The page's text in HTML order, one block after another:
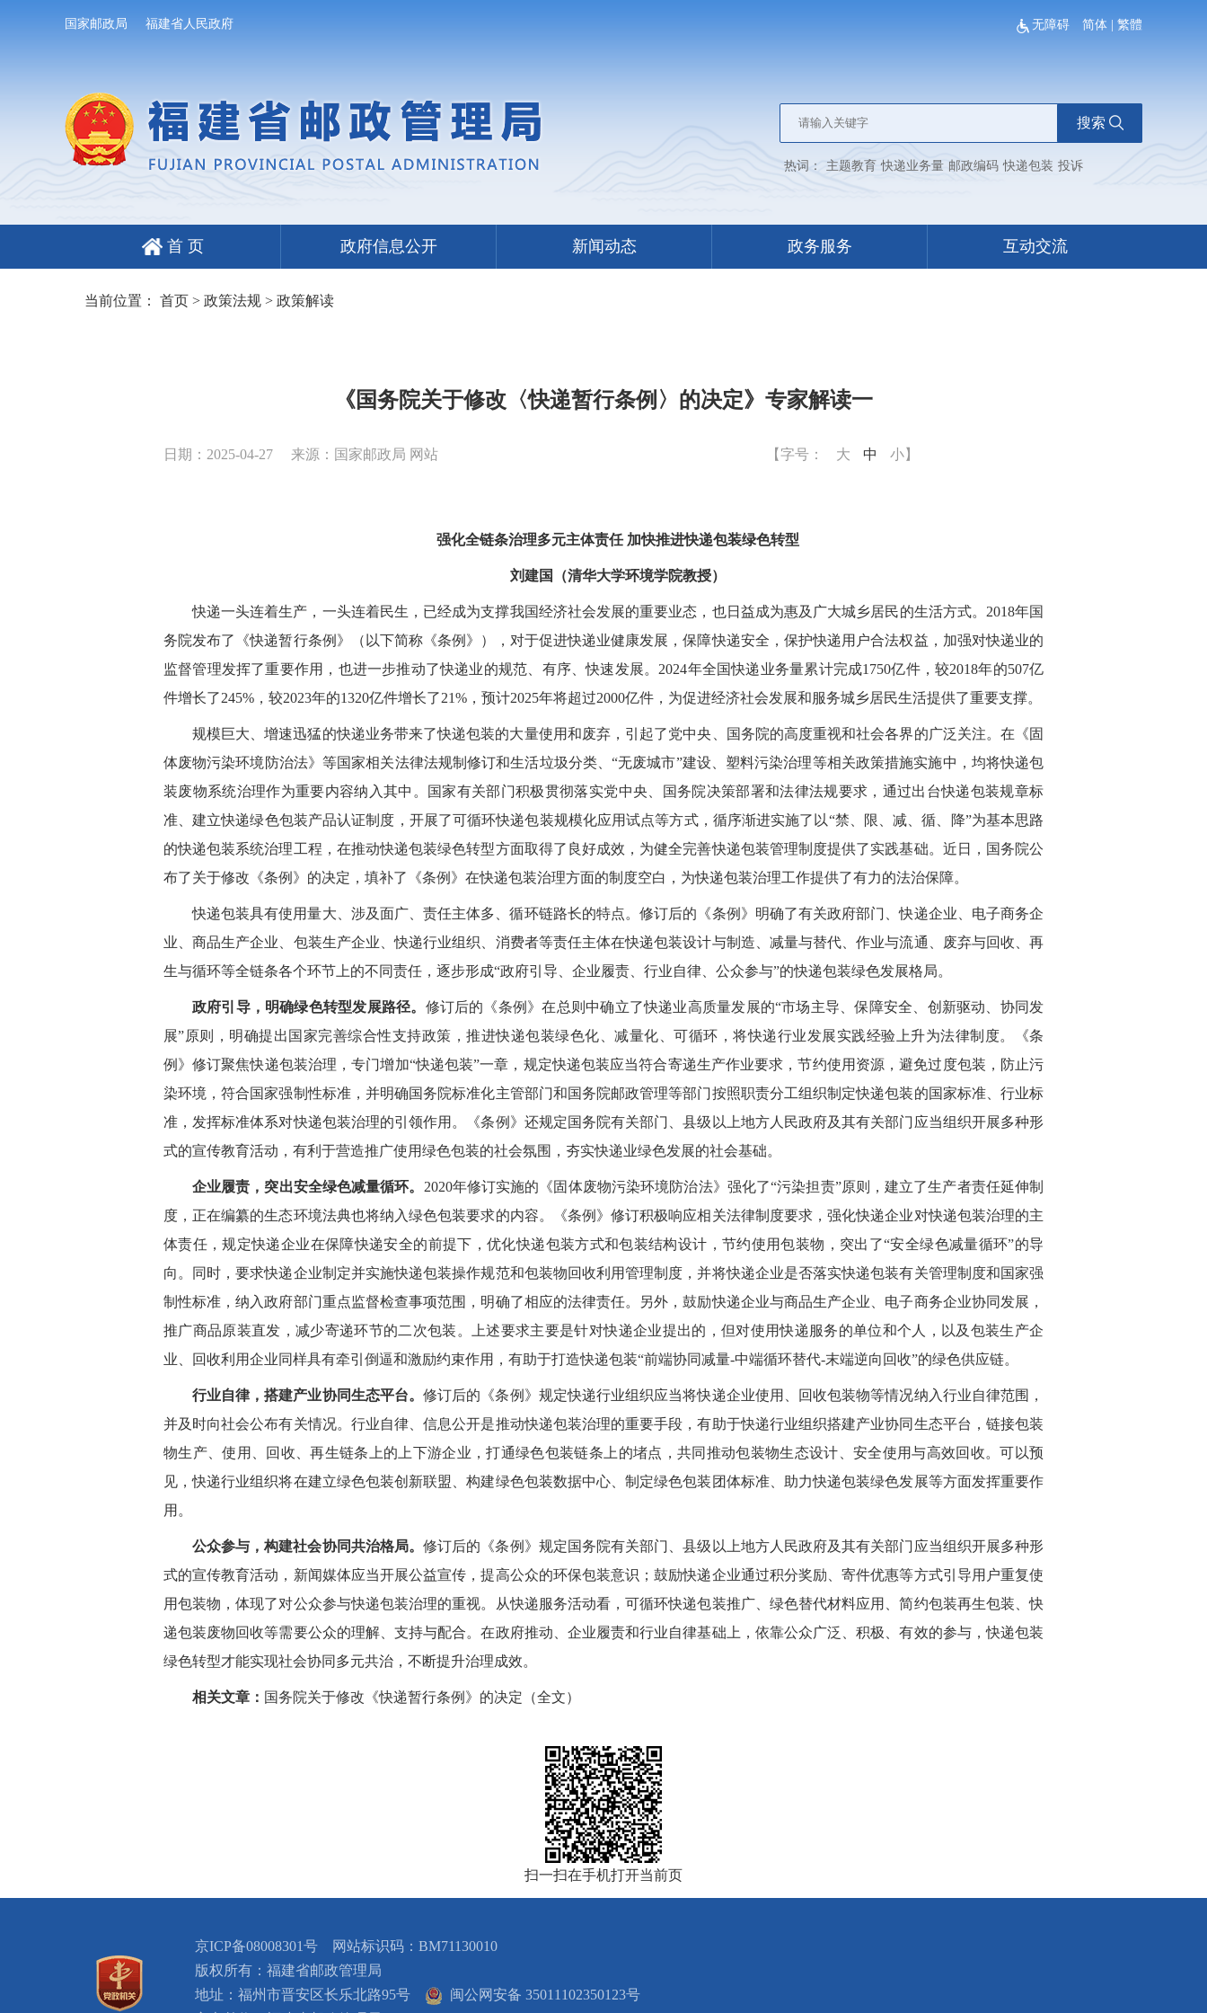
国家邮政局 福建省人民政府 无障碍 简体 繁體
搜索
热词： 主题教育 快递业务量 邮政编码 快递包装 投诉
首 页 政府信息公开 新闻动态 政务服务 互动交流
当前位置： 首页> 政策法规> 政策解读
《国务院关于修改〈快递暂行条例〉的决定》专家解读一
日期：2025-04-27 来源：国家邮政局 网站 【字号： 大 中 小】
强化全链条治理多元主体责任 加快推进快递包装绿色转型
刘建国（清华大学环境学院教授）
快递一头连着生产，一头连着民生，已经成为支撑我国经济社会发展的重要业态，也日益成为惠及广大城乡居民的生活方式。2018年国
务院发布了《快递暂行条例》（以下简称《条例》），对于促进快递业健康发展，保障快递安全，保护快递用户合法权益，加强对快递业的
监督管理发挥了重要作用，也进一步推动了快递业的规范、有序、快速发展。2024年全国快递业务量累计完成1750亿件，较2018年的507亿
件增长了245%，较2023年的1320亿件增长了21%，预计2025年将超过2000亿件，为促进经济社会发展和服务城乡居民生活提供了重要支撑。
规模巨大、增速迅猛的快递业务带来了快递包装的大量使用和废弃，引起了党中央、国务院的高度重视和社会各界的广泛关注。在《固
体废物污染环境防治法》等国家相关法律法规制修订和生活垃圾分类、“无废城市”建设、塑料污染治理等相关政策措施实施中，均将快递包
装废物系统治理作为重要内容纳入其中。国家有关部门积极贯彻落实党中央、国务院决策部署和法律法规要求，通过出台快递包装规章标
准、建立快递绿色包装产品认证制度，开展了可循环快递包装规模化应用试点等方式，循序渐进实施了以“禁、限、减、循、降”为基本思路
的快递包装系统治理工程，在推动快递包装绿色转型方面取得了良好成效，为健全完善快递包装管理制度提供了实践基础。近日，国务院公
布了关于修改《条例》的决定，填补了《条例》在快递包装治理方面的制度空白，为快递包装治理工作提供了有力的法治保障。
快递包装具有使用量大、涉及面广、责任主体多、循环链路长的特点。修订后的《条例》明确了有关政府部门、快递企业、电子商务企
业、商品生产企业、包装生产企业、快递行业组织、消费者等责任主体在快递包装设计与制造、减量与替代、作业与流通、废弃与回收、再
生与循环等全链条各个环节上的不同责任，逐步形成“政府引导、企业履责、行业自律、公众参与”的快递包装绿色发展格局。
政府引导，明确绿色转型发展路径。 修订后的《条例》在总则中确立了快递业高质量发展的“市场主导、保障安全、创新驱动、协同发
展”原则，明确提出国家完善综合性支持政策，推进快递包装绿色化、减量化、可循环，将快递行业发展实践经验上升为法律制度。《条
例》修订聚焦快递包装治理，专门增加“快递包装”一章，规定快递包装应当符合寄递生产作业要求，节约使用资源，避免过度包装，防止污
染环境，符合国家强制性标准，并明确国务院标准化主管部门和国务院邮政管理等部门按照职责分工组织制定快递包装的国家标准、行业标
准，发挥标准体系对快递包装治理的引领作用。《条例》还规定国务院有关部门、县级以上地方人民政府及其有关部门应当组织开展多种形
式的宣传教育活动，有利于营造推广使用绿色包装的社会氛围，夯实快递业绿色发展的社会基础。
企业履责，突出安全绿色减量循环。 2020年修订实施的《固体废物污染环境防治法》强化了“污染担责”原则，建立了生产者责任延伸制
度，正在编纂的生态环境法典也将纳入绿色包装要求的内容。《条例》修订积极响应相关法律制度要求，强化快递企业对快递包装治理的主
体责任，规定快递企业在保障快递安全的前提下，优化快递包装方式和包装结构设计，节约使用包装物，突出了“安全绿色减量循环”的导
向。同时，要求快递企业制定并实施快递包装操作规范和包装物回收利用管理制度，并将快递企业是否落实快递包装有关管理制度和国家强
制性标准，纳入政府部门重点监督检查事项范围，明确了相应的法律责任。另外，鼓励快递企业与商品生产企业、电子商务企业协同发展，
推广商品原装直发，减少寄递环节的二次包装。上述要求主要是针对快递企业提出的，但对使用快递服务的单位和个人，以及包装生产企
业、回收利用企业同样具有牵引倒逼和激励约束作用，有助于打造快递包装“前端协同减量-中端循环替代-末端逆向回收”的绿色供应链。
行业自律，搭建产业协同生态平台。修订后的《条例》规定快递行业组织应当将快递企业使用、回收包装物等情况纳入行业自律范围，
并及时向社会公布有关情况。行业自律、信息公开是推动快递包装治理的重要手段，有助于快递行业组织搭建产业协同生态平台，链接包装
物生产、使用、回收、再生链条上的上下游企业，打通绿色包装链条上的堵点，共同推动包装物生态设计、安全使用与高效回收。可以预
见，快递行业组织将在建立绿色包装创新联盟、构建绿色包装数据中心、制定绿色包装团体标准、助力快递包装绿色发展等方面发挥重要作
用。
公众参与，构建社会协同共治格局。修订后的《条例》规定国务院有关部门、县级以上地方人民政府及其有关部门应当组织开展多种形
式的宣传教育活动，新闻媒体应当开展公益宣传，提高公众的环保包装意识；鼓励快递企业通过积分奖励、寄件优惠等方式引导用户重复使
用包装物，体现了对公众参与快递包装治理的重视。从快递服务活动看，可循环快递包装推广、绿色替代材料应用、简约包装再生包装、快
递包装废物回收等需要公众的理解、支持与配合。在政府推动、企业履责和行业自律基础上，依靠公众广泛、积极、有效的参与，快递包装
绿色转型才能实现社会协同多元共治，不断提升治理成效。
相关文章： 国务院关于修改《快递暂行条例》的决定（全文）
扫一扫在手机打开当前页
京ICP备08008301号 网站标识码：BM71130010
版权所有：福建省邮政管理局
地址：福州市晋安区长乐北路95号
闽公网安备 35011102350123号